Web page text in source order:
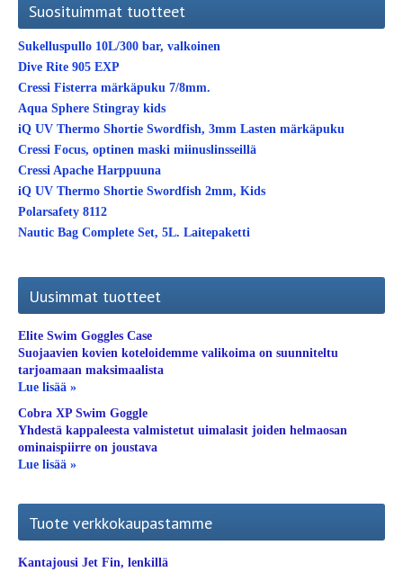
Suosituimmat tuotteet
Sukelluspullo 10L/300 bar, valkoinen
Dive Rite 905 EXP
Cressi Fisterra märkäpuku 7/8mm.
Aqua Sphere Stingray kids
iQ UV Thermo Shortie Swordfish, 3mm Lasten märkäpuku
Cressi Focus, optinen maski miinuslinsseillä
Cressi Apache Harppuuna
iQ UV Thermo Shortie Swordfish 2mm, Kids
Polarsafety 8112
Nautic Bag Complete Set, 5L. Laitepaketti
Uusimmat tuotteet
Elite Swim Goggles Case
Suojaavien kovien koteloidemme valikoima on suunniteltu
tarjoamaan maksimaalista
Lue lisää »
Cobra XP Swim Goggle
Yhdestä kappaleesta valmistetut uimalasit joiden helmaosan
ominaispiirre on joustava
Lue lisää »
Tuote verkkokaupastamme
Kantajousi Jet Fin, lenkillä